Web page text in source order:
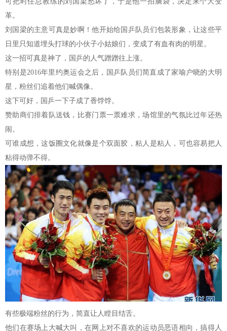
革。
刘国梁的主意可真是妙啊！他开始给国乒队员们包装形象，让这些平
日里只知道埋头打球的小伙子小姑娘们，变成了有血有肉的明星。
这一招可真是神了，国乒的人气蹭蹭往上涨。
特别是2016年里约奥运会之后，国乒队员们简直成了家喻户晓的大明
星，粉丝们追着他们喊偶像。
这下可好，国乒一下子成了香饽饽。
赞助商们排着队送钱，比赛门票一票难求，场馆里的气氛比过年还热
闹。
可谁成想，这饭圈文化就像是个双面胶，粘人是粘人，可也容易把人
粘得动弹不得。
有些极端粉丝的行为，简直让人瞠目结舌。
他们在赛场上大喊大叫，在网上对不喜欢的运动员恶语相向，搞得人